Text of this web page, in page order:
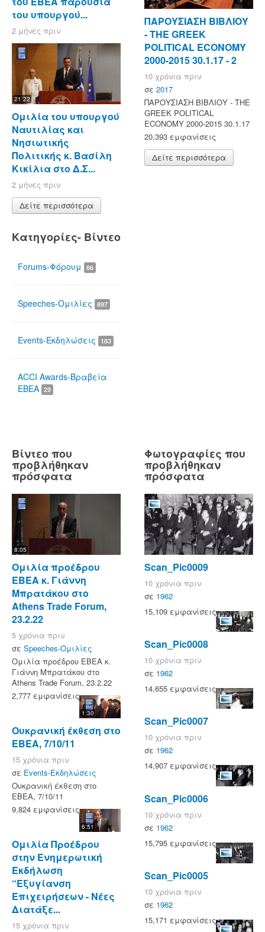
του υπουργού...
2 μήνες πριν
21:22
Ομιλία του υπουργού
Ναυτιλίας και
Νησιωτικής
Πολιτικής κ. Βασίλη
Κικίλια στο Δ.Σ...
2 μήνες πριν
Δείτε περισσότερα
Κατηγορίες- Βίντεο
Forums-Φόρουμ 86
Speeches-Ομιλίες 897
Events-Εκδηλώσεις 183
ACCI Awards-Βραβεία
ΕΒΕΑ 29
ΠΑΡΟΥΣΙΑΣΗ ΒΙΒΛΙΟΥ
- ΤΗΕ GREEK
POLITICAL ECONOMY
2000-2015 30.1.17 - 2
10 χρόνια πριν
σε 2017
ΠΑΡΟΥΣΙΑΣΗ ΒΙΒΛΙΟΥ - ΤΗΕ
GREEK POLITICAL
ECONOMY 2000-2015 30.1.17
20,393 εμφανίσεις
Δείτε περισσότερα
Βίντεο που
προβλήθηκαν
πρόσφατα
8:05
Ομιλία προέδρου
ΕΒΕΑ κ. Γιάννη
Μπρατάκου στο
Athens Trade Forum,
23.2.22
5 χρόνια πριν
σε Speeches-Ομιλίες
Ομιλία προέδρου ΕΒΕΑ κ.
Γιάννη Μπρατάκου στο
Athens Trade Forum, 23.2.22
2,777 εμφανίσεις
1:30
Ουκρανική έκθεση στο
ΕΒΕΑ, 7/10/11
15 χρόνια πριν
σε Events-Εκδηλώσεις
Ουκρανική έκθεση στο
ΕΒΕΑ, 7/10/11
9,824 εμφανίσεις
6:51
Ομιλία Προέδρου
στην Ενημερωτική
Εκδήλωση
“Εξυγίανση
Επιχειρήσεων - Νέες
Διατάξε...
15 χρόνια πριν
Φωτογραφίες που
προβλήθηκαν
πρόσφατα
Scan_Pic0009
10 χρόνια πριν
σε 1962
15,109 εμφανίσεις
Scan_Pic0008
10 χρόνια πριν
σε 1962
14,655 εμφανίσεις
Scan_Pic0007
10 χρόνια πριν
σε 1962
14,907 εμφανίσεις
Scan_Pic0006
10 χρόνια πριν
σε 1962
15,795 εμφανίσεις
Scan_Pic0005
10 χρόνια πριν
σε 1962
15,171 εμφανίσεις